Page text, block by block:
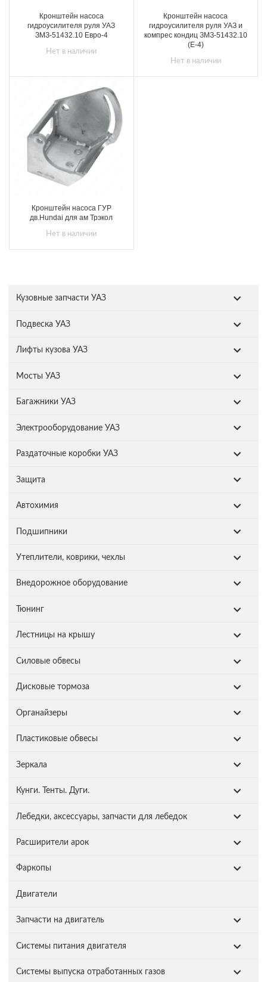
Кузовные запчасти УАЗ
Подвеска УАЗ
Лифты кузова УАЗ
Мосты УАЗ
Багажники УАЗ
Электрооборудование УАЗ
Раздаточные коробки УАЗ
Защита
Автохимия
Подшипники
Утеплители, коврики, чехлы
Внедорожное оборудование
Тюнинг
Лестницы на крышу
Силовые обвесы
Дисковые тормоза
Органайзеры
Пластиковые обвесы
Зеркала
Кунги. Тенты. Дуги.
Лебедки, аксессуары, запчасти для лебедок
Расширители арок
Фаркопы
Двигатели
Запчасти на двигатель
Системы питания двигателя
Системы выпуска отработанных газов
Кронштейн насоса
гидроусилителя руля УАЗ
ЗМЗ-51432.10 Евро-4
Нет в наличии
Кронштейн насоса
гидроусилителя руля УАЗ и
компрес кондиц ЗМЗ-51432.10
(Е-4)
Нет в наличии
Кронштейн насоса ГУР
дв.Hundai для ам Трэкол
Нет в наличии